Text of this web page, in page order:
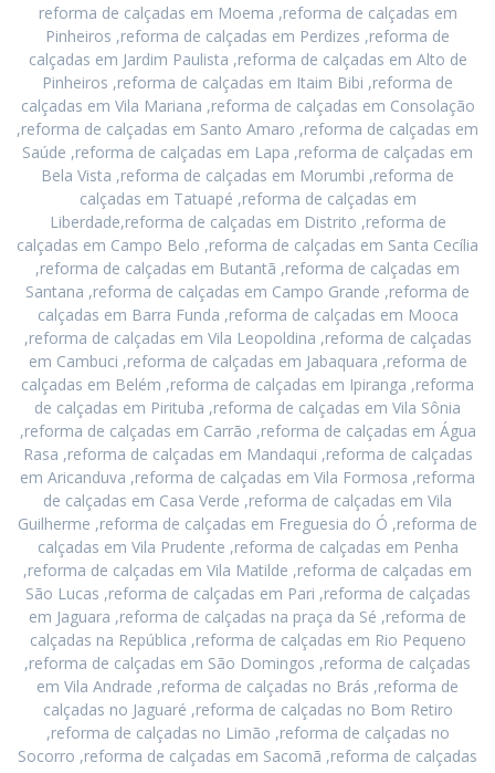
reforma de calçadas em Moema ,reforma de calçadas em
Pinheiros ,reforma de calçadas em Perdizes ,reforma de
calçadas em Jardim Paulista ,reforma de calçadas em Alto de
Pinheiros ,reforma de calçadas em Itaim Bibi ,reforma de
calçadas em Vila Mariana ,reforma de calçadas em Consolação
,reforma de calçadas em Santo Amaro ,reforma de calçadas em
Saúde ,reforma de calçadas em Lapa ,reforma de calçadas em
Bela Vista ,reforma de calçadas em Morumbi ,reforma de
calçadas em Tatuapé ,reforma de calçadas em
Liberdade,reforma de calçadas em Distrito ,reforma de
calçadas em Campo Belo ,reforma de calçadas em Santa Cecília
,reforma de calçadas em Butantã ,reforma de calçadas em
Santana ,reforma de calçadas em Campo Grande ,reforma de
calçadas em Barra Funda ,reforma de calçadas em Mooca
,reforma de calçadas em Vila Leopoldina ,reforma de calçadas
em Cambuci ,reforma de calçadas em Jabaquara ,reforma de
calçadas em Belém ,reforma de calçadas em Ipiranga ,reforma
de calçadas em Pirituba ,reforma de calçadas em Vila Sônia
,reforma de calçadas em Carrão ,reforma de calçadas em Água
Rasa ,reforma de calçadas em Mandaqui ,reforma de calçadas
em Aricanduva ,reforma de calçadas em Vila Formosa ,reforma
de calçadas em Casa Verde ,reforma de calçadas em Vila
Guilherme ,reforma de calçadas em Freguesia do Ó ,reforma de
calçadas em Vila Prudente ,reforma de calçadas em Penha
,reforma de calçadas em Vila Matilde ,reforma de calçadas em
São Lucas ,reforma de calçadas em Pari ,reforma de calçadas
em Jaguara ,reforma de calçadas na praça da Sé ,reforma de
calçadas na República ,reforma de calçadas em Rio Pequeno
,reforma de calçadas em São Domingos ,reforma de calçadas
em Vila Andrade ,reforma de calçadas no Brás ,reforma de
calçadas no Jaguaré ,reforma de calçadas no Bom Retiro
,reforma de calçadas no Limão ,reforma de calçadas no
Socorro ,reforma de calçadas em Sacomã ,reforma de calçadas